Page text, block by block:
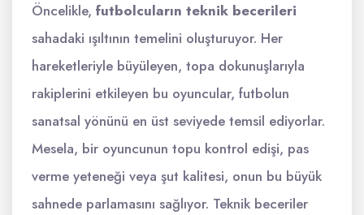
Öncelikle, futbolcuların teknik becerileri
sahadaki ışıltının temelini oluşturuyor. Her
hareketleriyle büyüleyen, topa dokunuşlarıyla
rakiplerini etkileyen bu oyuncular, futbolun
sanatsal yönünü en üst seviyede temsil ediyorlar.
Mesela, bir oyuncunun topu kontrol edişi, pas
verme yeteneği veya şut kalitesi, onun bu büyük
sahnede parlamasını sağlıyor. Teknik beceriler